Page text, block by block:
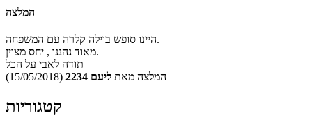
המלצה
היינו סופש בוילה קלרה עם המשפחה.
מאוד נהננו , יחס מצוין.
תודה לאבי על הכל
המלצה מאת ליעם 2234 (15/05/2018)
קטגוריות